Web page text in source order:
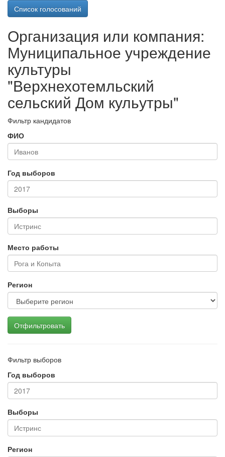
Список голосований
Организация или компания:
Муниципальное учреждение
культуры
"Верхнехотемльский
сельский Дом кульутры"
Фильтр кандидатов
ФИО
Год выборов
Выборы
Место работы
Регион
Отфильтровать
Фильтр выборов
Год выборов
Выборы
Регион